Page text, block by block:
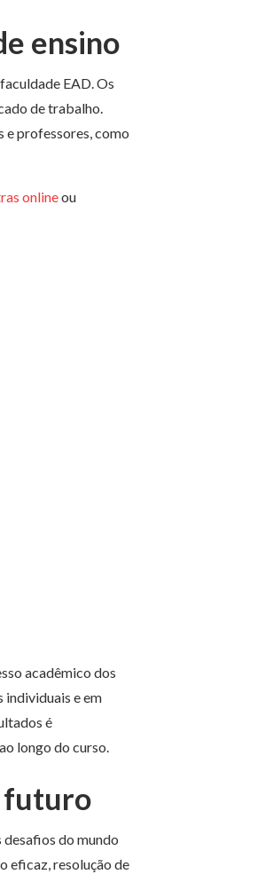
ensino
EAD. Os
de trabalho.
e professores, como
onlineou
acadêmico dos
individuais e em
é
longo do curso.
futuro
do mundo
eficaz, resolução de